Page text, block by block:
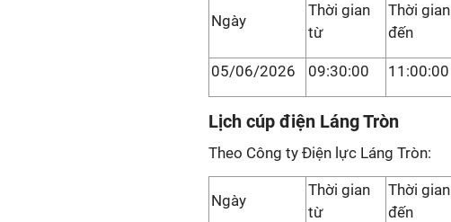
Ngày
Thời gian
từ
Thời gian
đến
05/06/2026 09:30:00 11:00:00
Lịch cúp điện Láng Tròn
Theo Công ty Điện lực Láng Tròn:
Ngày
Thời gian
từ
Thời gian
đến